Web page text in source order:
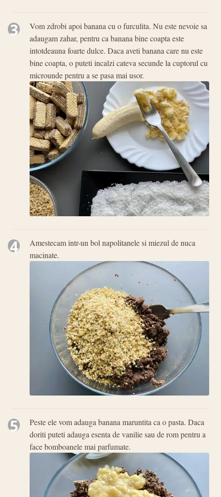
3
Vom zdrobi apoi banana cu o furculita. Nu este nevoie sa
adaugam zahar, pentru ca banana bine coapta este
intotdeauna foarte dulce. Daca aveti banana care nu este
bine coapta, o puteti incalzi cateva secunde la cuptorul cu
microunde pentru a se pasa mai usor.
4
Amestecam intr-un bol napolitanele si miezul de nuca
macinate.
5
Peste ele vom adauga banana maruntita ca o pasta. Daca
doriti puteti adauga esenta de vanilie sau de rom pentru a
face bomboanele mai parfumate.